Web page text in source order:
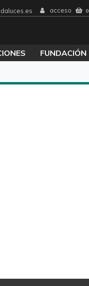
acceso 0
FUNDACIÓN